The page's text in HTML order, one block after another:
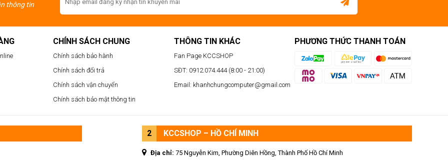
thông tin
CHÍNH SÁCH CHUNG
Chính sách bảo hành
Chính sách đổi trả
Chính sách vận chuyển
Chính sách bảo mật thông tin
THÔNG TIN KHÁC
Fan Page KCCSHOP
SĐT: 0912.074.444 (8:00 - 21:00)
Email: khanhchungcomputer@gmail.com
PHƯƠNG THỨC THANH TOÁN
2 KCCSHOP – HỒ CHÍ MINH
Địa chỉ: 75 Nguyễn Kim, Phường Diên Hồng, Thành Phố Hồ Chí Minh